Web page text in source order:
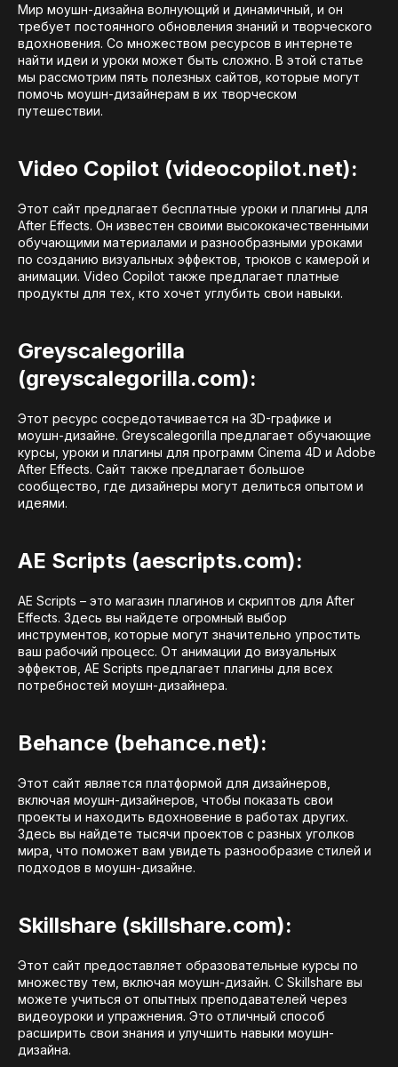
Мир моушн-дизайна волнующий и динамичный, и он
требует постоянного обновления знаний и творческого
вдохновения. Со множеством ресурсов в интернете
найти идеи и уроки может быть сложно. В этой статье
мы рассмотрим пять полезных сайтов, которые могут
помочь моушн-дизайнерам в их творческом
путешествии.
Video Copilot (videocopilot.net):
Этот сайт предлагает бесплатные уроки и плагины для
After Effects. Он известен своими высококачественными
обучающими материалами и разнообразными уроками
по созданию визуальных эффектов, трюков с камерой и
анимации. Video Copilot также предлагает платные
продукты для тех, кто хочет углубить свои навыки.
Greyscalegorilla
(greyscalegorilla.com):
Этот ресурс сосредотачивается на 3D-графике и
моушн-дизайне. Greyscalegorilla предлагает обучающие
курсы, уроки и плагины для программ Cinema 4D и Adobe
After Effects. Сайт также предлагает большое
сообщество, где дизайнеры могут делиться опытом и
идеями.
AE Scripts (aescripts.com):
AE Scripts – это магазин плагинов и скриптов для After
Effects. Здесь вы найдете огромный выбор
инструментов, которые могут значительно упростить
ваш рабочий процесс. От анимации до визуальных
эффектов, AE Scripts предлагает плагины для всех
потребностей моушн-дизайнера.
Behance (behance.net):
Этот сайт является платформой для дизайнеров,
включая моушн-дизайнеров, чтобы показать свои
проекты и находить вдохновение в работах других.
Здесь вы найдете тысячи проектов с разных уголков
мира, что поможет вам увидеть разнообразие стилей и
подходов в моушн-дизайне.
Skillshare (skillshare.com):
Этот сайт предоставляет образовательные курсы по
множеству тем, включая моушн-дизайн. С Skillshare вы
можете учиться от опытных преподавателей через
видеоуроки и упражнения. Это отличный способ
расширить свои знания и улучшить навыки моушн-
дизайна.